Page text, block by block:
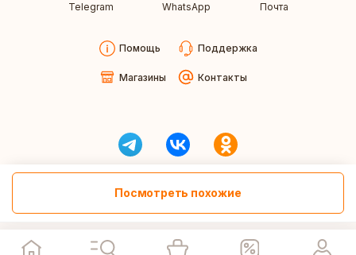
Посмотреть похожие
Telegram WhatsApp Почта
Помощь Поддержка
Магазины Контакты